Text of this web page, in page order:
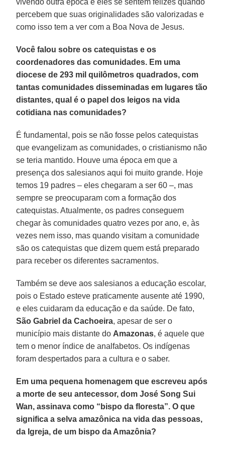
percebem que suas originalidades são valorizadas e
como isso tem a ver com a Boa Nova de Jesus.
Você falou sobre os catequistas e os
coordenadores das comunidades. Em uma
diocese de 293 mil quilômetros quadrados, com
tantas comunidades disseminadas em lugares tão
distantes, qual é o papel dos leigos na vida
cotidiana nas comunidades?
É fundamental, pois se não fosse pelos catequistas
que evangelizam as comunidades, o cristianismo não
se teria mantido. Houve uma época em que a
presença dos salesianos aqui foi muito grande. Hoje
temos 19 padres – eles chegaram a ser 60 –, mas
sempre se preocuparam com a formação dos
catequistas. Atualmente, os padres conseguem
chegar às comunidades quatro vezes por ano, e, às
vezes nem isso, mas quando visitam a comunidade
são os catequistas que dizem quem está preparado
para receber os diferentes sacramentos.
Também se deve aos salesianos a educação escolar,
pois o Estado esteve praticamente ausente até 1990,
e eles cuidaram da educação e da saúde. De fato,
São Gabriel da Cachoeira, apesar de ser o
município mais distante do Amazonas, é aquele que
tem o menor índice de analfabetos. Os indígenas
foram despertados para a cultura e o saber.
Em uma pequena homenagem que escreveu após
a morte de seu antecessor, dom José Song Sui
Wan, assinava como “bispo da floresta”. O que
significa a selva amazônica na vida das pessoas,
da Igreja, de um bispo da Amazônia?